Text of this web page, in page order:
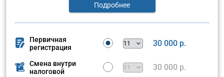
Подробнее
Первичная
регистрация
30 000 р.
Смена внутри
налоговой
30 000 р.